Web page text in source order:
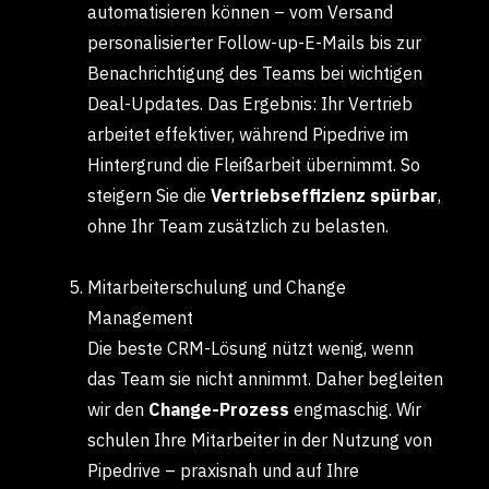
automatisieren können – vom Versand
personalisierter Follow-up-E-Mails bis zur
Benachrichtigung des Teams bei wichtigen
Deal-Updates. Das Ergebnis: Ihr Vertrieb
arbeitet effektiver, während Pipedrive im
Hintergrund die Fleißarbeit übernimmt. So
steigern Sie die Vertriebseffizienz spürbar,
ohne Ihr Team zusätzlich zu belasten.
Mitarbeiterschulung und Change
Management
Die beste CRM-Lösung nützt wenig, wenn
das Team sie nicht annimmt. Daher begleiten
wir den Change-Prozess engmaschig. Wir
schulen Ihre Mitarbeiter in der Nutzung von
Pipedrive – praxisnah und auf Ihre